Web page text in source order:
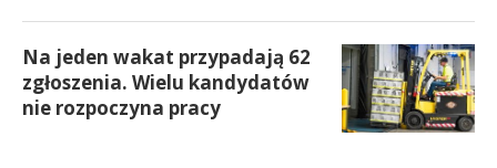
Na jeden wakat przypadają 62
zgłoszenia. Wielu kandydatów
nie rozpoczyna pracy